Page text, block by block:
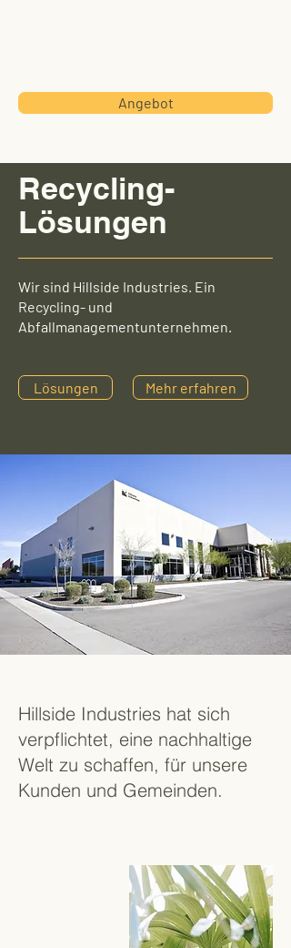
Angebot
Recycling-
Lösungen
Wir sind Hillside Industries. Ein
Recycling- und
Abfallmanagementunternehmen.
Lösungen Mehr erfahren
Hillside Industries hat sich
verpflichtet, eine nachhaltige
Welt zu schaffen, für unsere
Kunden und Gemeinden.